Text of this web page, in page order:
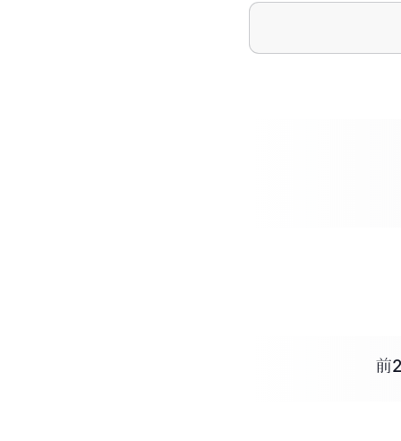
前